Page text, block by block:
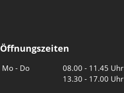
Öffnungszeiten
Mo - Do
08.00 - 11.45 Uhr
13.30 - 17.00 Uhr